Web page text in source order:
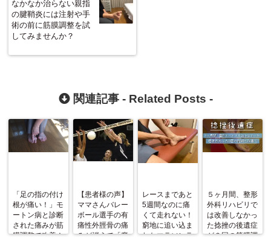
なかなか治らない親指
の腱鞘炎には注射や手
術の前に筋膜調整を試
してみませんか？
関連記事 - Related Posts -
「足の指の付け
根が痛い！」モ
ートン病と診断
された痛みが筋
膜調整で改善！
【患者様の声】
ママさんバレー
ボール選手の有
痛性外脛骨の痛
みが消えて「魔
レースまであと
5週間なのに痛
くて走れない！
窮地に追い込ま
れたマラソンラ
５ヶ月間、整形
外科リハビリで
は改善しなかっ
た捻挫の後遺症
が２回の筋膜調